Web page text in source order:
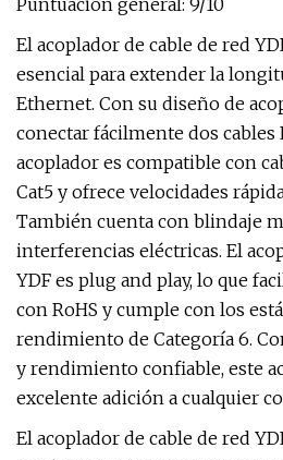
Puntuación general: 9/10
El acoplador de cable de red
esencial para extender la
Ethernet. Con su diseño de
conectar fácilmente dos cables
acoplador es compatible con
Cat5 y ofrece velocidades
También cuenta con blindaje
interferencias eléctricas. El
YDF es plug and play, lo que
con RoHS y cumple con los
rendimiento de Categoría 6.
y rendimiento confiable, este
excelente adición a cualquier
El acoplador de cable de red